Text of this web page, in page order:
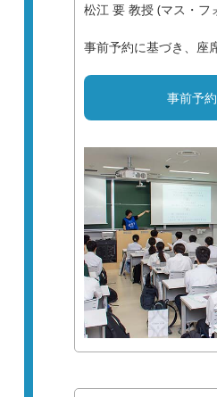
松江 要 教授 (マス・フ
事前予約に基づき、座
事前予